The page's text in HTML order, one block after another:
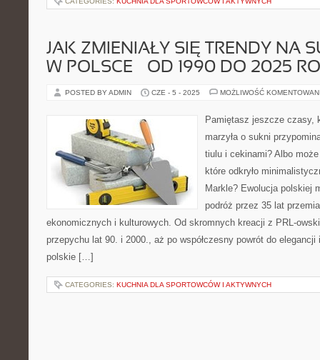
JAK ZMIENIAŁY SIĘ TRENDY NA
W POLSCE – OD 1990 DO 2025
POSTED BY ADMIN CZE - 5 - 2025 MOŻLIWOŚĆ
Pamiętasz jeszcze czasy,
marzyła o sukni
tiulu i cekinami? Albo
które odkryło
Markle? Ewolucja polskiej
podróż przez 35 lat
ekonomicznych i kulturowych. Od skromnych kreacji z PRL-
przepychu lat 90. i 2000., aż po współczesny powrót do elegancji
polskie […]
CATEGORIES: KUCHNIA DLA SPORTOWCÓW I AKTYWNYCH